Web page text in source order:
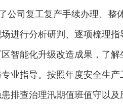
司复工复产手续办理、整
进行分析研判、逐项梳理
智能化升级改造成果，了
业指导。按照年度安全生
排查治理汛期值班值守以